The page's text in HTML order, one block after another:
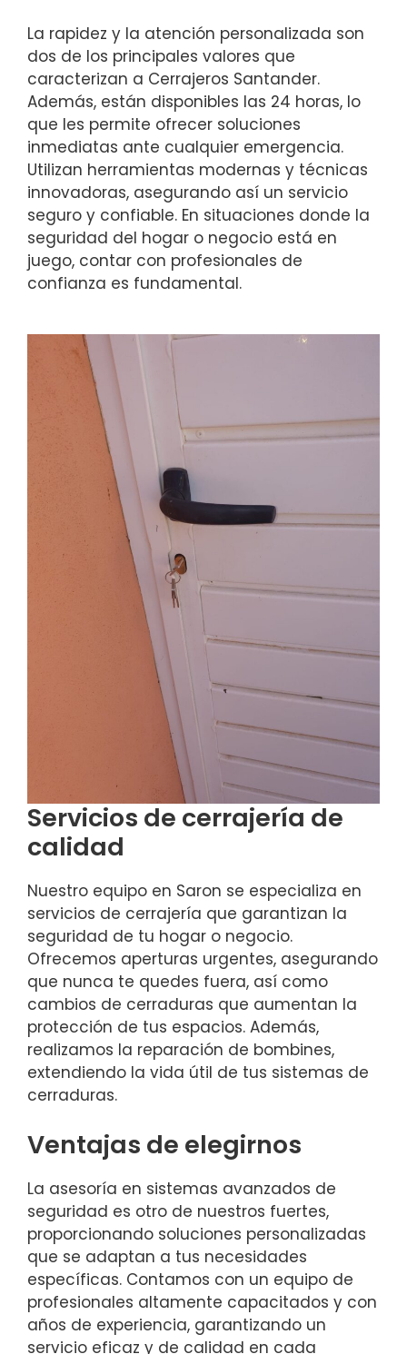
La rapidez y la atención personalizada son
dos de los principales valores que
caracterizan a Cerrajeros Santander.
Además, están disponibles las 24 horas, lo
que les permite ofrecer soluciones
inmediatas ante cualquier emergencia.
Utilizan herramientas modernas y técnicas
innovadoras, asegurando así un servicio
seguro y confiable. En situaciones donde la
seguridad del hogar o negocio está en
juego, contar con profesionales de
confianza es fundamental.
Servicios de cerrajería de
calidad
Nuestro equipo en Saron se especializa en
servicios de cerrajería que garantizan la
seguridad de tu hogar o negocio.
Ofrecemos aperturas urgentes, asegurando
que nunca te quedes fuera, así como
cambios de cerraduras que aumentan la
protección de tus espacios. Además,
realizamos la reparación de bombines,
extendiendo la vida útil de tus sistemas de
cerraduras.
Ventajas de elegirnos
La asesoría en sistemas avanzados de
seguridad es otro de nuestros fuertes,
proporcionando soluciones personalizadas
que se adaptan a tus necesidades
específicas. Contamos con un equipo de
profesionales altamente capacitados y con
años de experiencia, garantizando un
servicio eficaz y de calidad en cada